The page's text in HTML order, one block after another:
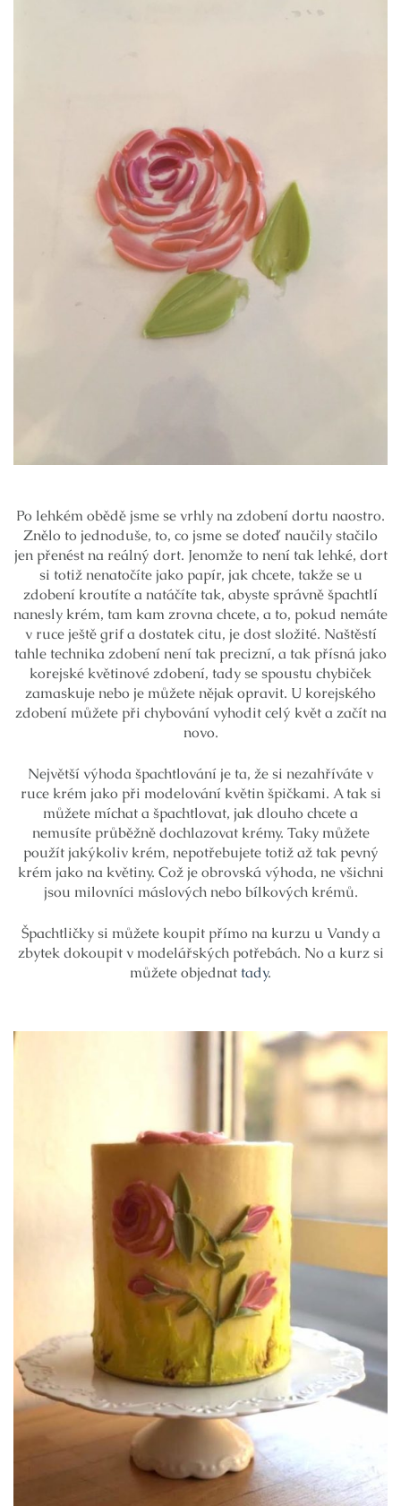
Po lehkém obědě jsme se vrhly na zdobení dortu naostro.
Znělo to jednoduše, to, co jsme se doteď naučily stačilo
jen přenést na reálný dort. Jenomže to není tak lehké, dort
si totiž nenatočíte jako papír, jak chcete, takže se u
zdobení kroutíte a natáčíte tak, abyste správně špachtlí
nanesly krém, tam kam zrovna chcete, a to, pokud nemáte
v ruce ještě grif a dostatek citu, je dost složité. Naštěstí
tahle technika zdobení není tak precizní, a tak přísná jako
korejské květinové zdobení, tady se spoustu chybiček
zamaskuje nebo je můžete nějak opravit. U korejského
zdobení můžete při chybování vyhodit celý květ a začít na
novo.
Největší výhoda špachtlování je ta, že si nezahříváte v
ruce krém jako při modelování květin špičkami. A tak si
můžete míchat a špachtlovat, jak dlouho chcete a
nemusíte průběžně dochlazovat krémy. Taky můžete
použít jakýkoliv krém, nepotřebujete totiž až tak pevný
krém jako na květiny. Což je obrovská výhoda, ne všichni
jsou milovníci máslových nebo bílkových krémů.
Špachtličky si můžete koupit přímo na kurzu u Vandy a
zbytek dokoupit v modelářských potřebách. No a kurz si
můžete objednattady.